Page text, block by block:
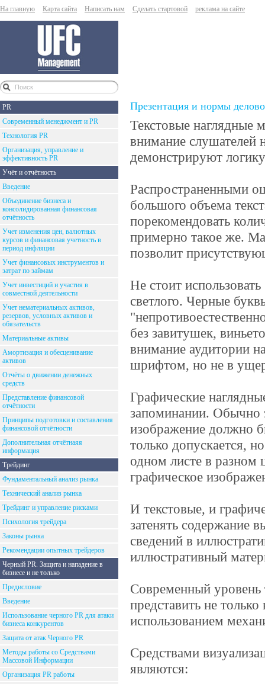
На главную Карта сайта Написать нам Сделать стартовой реклама на сайте
PR
Современный менеджмент и PR
Технология PR
Организация, управление и
эффективность PR
Учёт и отчётность
Введение
Объединение бизнеса и
консолидированная финансовая
отчётность
Учет изменения цен, валютных
курсов и финансовая учетность в
период инфляции
Учет финансовых инструментов и
затрат по займам
Учет инвестиций и участия в
совместной деятельности
Учет нематериальных активов,
резервов, условных активов и
обязательств
Материальные активы
Амортизация и обесценивание
активов
Отчёты о движении денежных
средств
Представление финансовой
отчётности
Принципы подготовки и составления
финансовой отчётности
Дополнительная отчётнаяя
информация
Трейдинг
Фундаментальный анализ рынка
Технический анализ рынка
Трейдинг и управление рисками
Психология трейдера
Законы рынка
Рекомендации опытных трейдеров
Черный PR. Защита и нападение в
бизнесе и не только
Предисловие
Введение
Использование черного PR для атаки
бизнеса конкурентов
Защита от атак Черного PR
Методы работы со Средствами
Массовой Информации
Организация PR работы
Презентация и нормы
Текстовые
внимание слушателей
демонстрируют
Распространенными
большого объема
порекомендовать
примерно такое же.
позволит
Не стоит
светлого. Черные
без завитушек,
внимание аудитории
шрифтом, но не в
Графические
запоминании. Обычно
изображение должно
только допускается,
одном листе в разном
графическое
И текстовые, и
затенять содержание
сведений в
иллюстративный
Современный уровень
представить не
использованием
Средствами
являются: